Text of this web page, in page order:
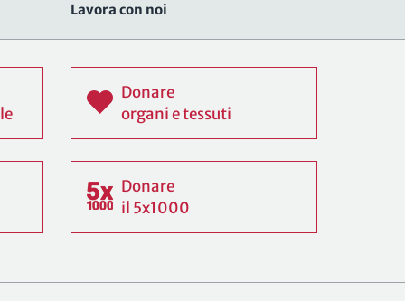
Lavora con noi
Donare
organi e tessuti
Donare
il 5x1000